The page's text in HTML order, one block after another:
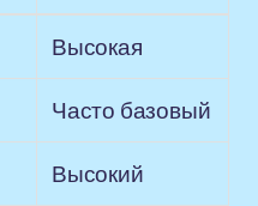
Высокая
Часто базовый
Высокий